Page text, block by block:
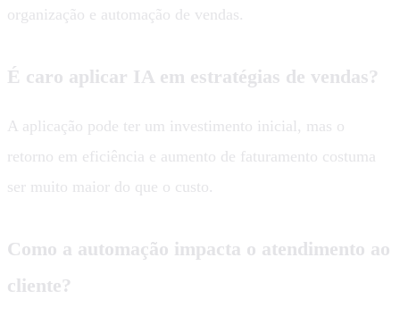
organização e automação de vendas.
É caro aplicar IA em estratégias de vendas?
A aplicação pode ter um investimento inicial, mas o
retorno em eficiência e aumento de faturamento costuma
ser muito maior do que o custo.
Como a automação impacta o atendimento ao
cliente?